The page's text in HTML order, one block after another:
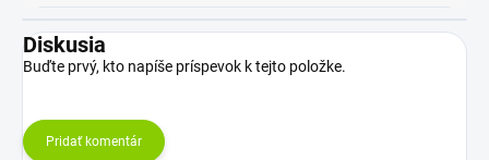
Diskusia
Buďte prvý, kto napíše príspevok k tejto položke.
Pridať komentár